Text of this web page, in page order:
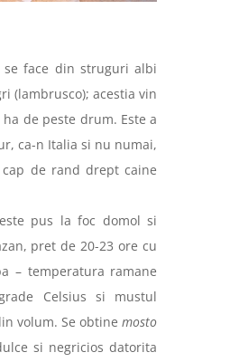
se face din struguri albi
(lambrusco); acestia vin
de peste drum. Este a
ca-n Italia si nu numai,
de rand drept caine
pus la foc domol si
pret de 20-23 ore cu
– temperatura ramane
Celsius si mustul
volum. Se obtinemosto
si negricios datorita